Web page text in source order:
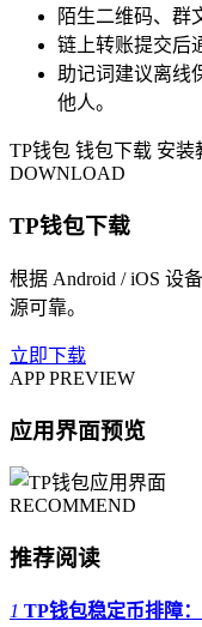
陌生二维码、群
链上转账提交后
助记词建议离线
他人。
TP钱包 钱包下载 安装
DOWNLOAD
TP钱包下载
根据 Android / iOS 设
源可靠。
立即下载
APP PREVIEW
应用界面预览
RECOMMEND
推荐阅读
1 TP钱包稳定币排障